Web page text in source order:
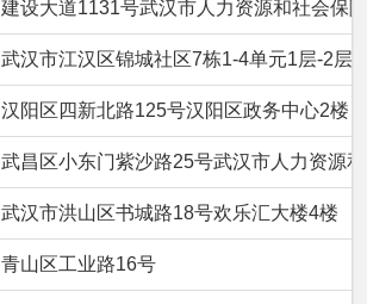
建设大道1131号武汉市人力资源和社会保
武汉市江汉区锦城社区7栋1-4单元1层-2层
汉阳区四新北路125号汉阳区政务中心2楼
武昌区小东门紫沙路25号武汉市人力资源
武汉市洪山区书城路18号欢乐汇大楼4楼
青山区工业路16号